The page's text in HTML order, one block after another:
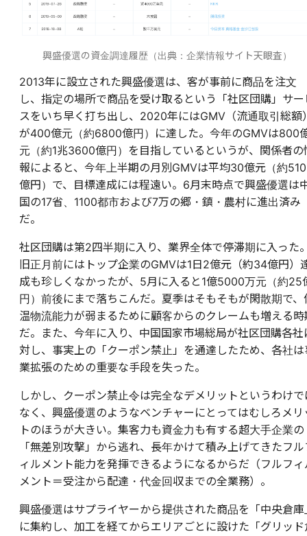
興盛優選の資金調達履歴（出典：企業情報サイト天眼査）
2013年に設立された興盛優選は、客が事前に商品を注文
し、指定の場所で商品を受け取るという「社区団購」サー
スをいち早く打ち出し、2020年にはGMV（流通取引総額
が400億元（約6800億円）に達した。今年のGMVは800
元（約1兆3600億円）を目指しているというが、関係者の
報によると、今年上半期の月別GMVは平均30億元（約510
億円）で、目標達成には程遠い。6月末時点で興盛優選は
国の17省、1100都市および7万の郷・鎮・農村に進出済み
だ。
社区団購は第2四半期に入り、業界全体で停滞期に入った
旧正月前にはトップ企業のGMVは1日2億元（約34億円）
成も珍しくなかったが、5月に入ると1億5000万元（約25
円）前後にまで落ちこんだ。夏季はそもそもが閑散期で、
温物流能力が弱まるために顧客からのクレームも増える時
だ。また、今年に入り、中国国家市場総局が社区団購各社
対し、事実上の「クーポン禁止」を通達したため、各社は
業拡張のための重要な手段を失った。
しかし、クーポン禁止令は完全なデメリットというわけで
なく、興盛優選のようなベンチャーにとってはむしろメリ
トのほうが大きい。集客力も資金力も有する超大手企業の
「無差別攻撃」から逃れ、長年かけて積み上げてきたフル
ィルメント能力を発揮できるようになるからだ（フルフィ
メント＝受注から配達・代金回収までの全業務）。
興盛優選はサプライヤーから提供された商品を「中央倉庫
に集約し、加工を経てからエリアごとに設けた「グリッド